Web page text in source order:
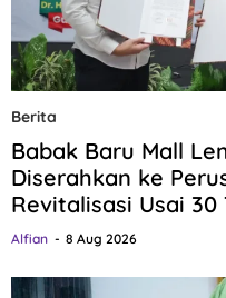
Berita
Babak Baru Mall
Diserahkan ke
Revitalisasi Usai 30
Alfian 8 Aug 2026